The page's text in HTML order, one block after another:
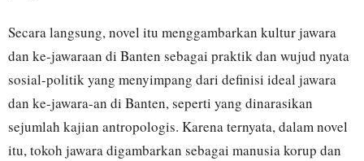
Secara langsung, novel itu menggambarkan kultur jawara
dan ke-jawaraan di Banten sebagai praktik dan wujud nyata
sosial-politik yang menyimpang dari definisi ideal jawara
dan ke-jawara-an di Banten, seperti yang dinarasikan
sejumlah kajian antropologis. Karena ternyata, dalam novel
itu, tokoh jawara digambarkan sebagai manusia korup dan